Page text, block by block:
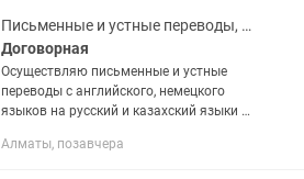
Письменные и устные переводы, английский, немецкий, сопровождение
Договорная
Осуществляю письменные и устные
переводы с английского, немецкого
языков на русский и казахский языки и
осуществлении письменных переводов
Алматы, позавчера